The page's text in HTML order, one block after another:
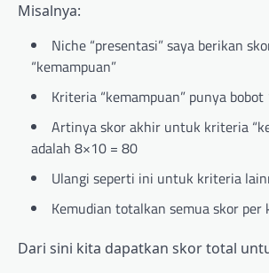
Misalnya:
Niche “presentasi” saya berikan
“kemampuan”
Kriteria “kemampuan” punya bobot
Artinya skor akhir untuk kriteria
adalah 8×10 = 80
Ulangi seperti ini untuk kriteria
Kemudian totalkan semua skor
Dari sini kita dapatkan skor total